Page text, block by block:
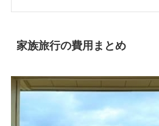
家族旅行の費用まとめ